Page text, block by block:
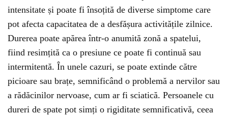
intensitate și poate fi însoțită de diverse simptome care
pot afecta capacitatea de a desfășura activitățile zilnice.
Durerea poate apărea într-o anumită zonă a spatelui,
fiind resimțită ca o presiune ce poate fi continuă sau
intermitentă. În unele cazuri, se poate extinde către
picioare sau brațe, semnificând o problemă a nervilor sau
a rădăcinilor nervoase, cum ar fi sciatică. Persoanele cu
dureri de spate pot simți o rigiditate semnificativă, ceea